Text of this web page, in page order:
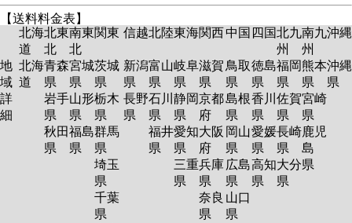
【送料料金表】
北海
道
北東
北
南東
北
関東 信越北陸東海関西中国 四国北九
州
南九
州
沖縄
地
域
詳
細
北海
道
青森
県
岩手
県
秋田
県
宮城
県
山形
県
福島
県
茨城
県
栃木
県
群馬
県
埼玉
県
千葉
県
新潟
県
長野
県
富山
県
石川
県
福井
県
岐阜
県
静岡
県
愛知
県
三重
県
滋賀
県
京都
府
大阪
府
兵庫
県
奈良
県
鳥取
県
島根
県
岡山
県
広島
県
山口
県
徳島
県
香川
県
愛媛
県
高知
県
福岡
県
佐賀
県
長崎
県
大分
県
熊本
県
宮崎
県
鹿児
島
県
沖縄
県